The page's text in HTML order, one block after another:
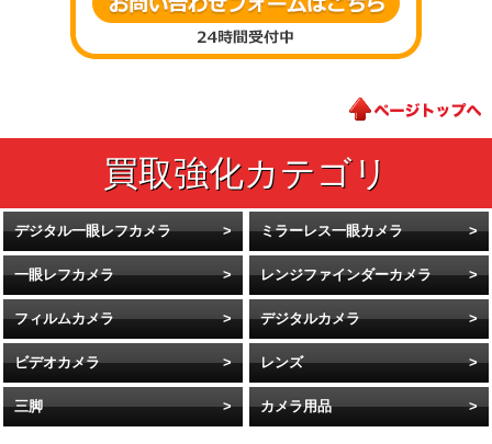
デジタル一眼レフカメラ ミラーレス一眼カメラ
一眼レフカメラ レンジファインダーカメラ
フィルムカメラ デジタルカメラ
ビデオカメラ レンズ
三脚 カメラ用品